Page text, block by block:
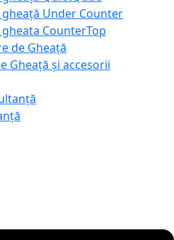
Under Counter
CounterTop
de Gheață
Gheață și accesorii